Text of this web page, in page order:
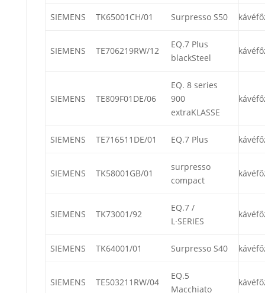
SIEMENS TK65001CH/01 Surpresso S50
SIEMENS TE706219RW/12
EQ.7 Plus
blackSteel
SIEMENS TE809F01DE/06
EQ. 8 series
900
extraKLASSE
SIEMENS TE716511DE/01 EQ.7 Plus
SIEMENS TK58001GB/01
surpresso
compact
SIEMENS TK73001/92
EQ.7 /
L·SERIES
SIEMENS TK64001/01 Surpresso S40
SIEMENS TE503211RW/04
EQ.5
Macchiato